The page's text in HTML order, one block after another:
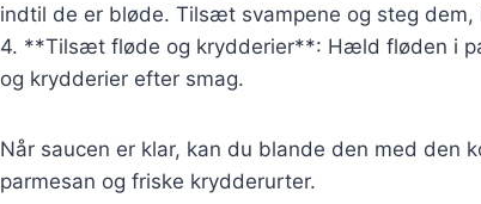
indtil de er bløde. Tilsæt svampene og steg dem,
4. **Tilsæt fløde og krydderier**: Hæld fløden i
og krydderier efter smag.
Når saucen er klar, kan du blande den med den
parmesan og friske krydderurter.